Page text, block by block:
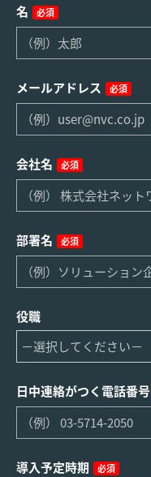
名 必須
メールアドレス 必須
会社名 必須
部署名 必須
役職
日中連絡がつく電話番号
導入予定時期 必須